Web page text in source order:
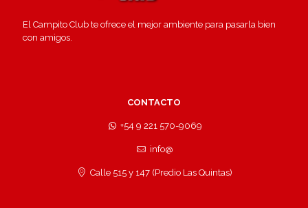
El Campito Club te ofrece el mejor ambiente para pasarla bien
con amigos.
CONTACTO
+54 9 221 570-9069
info@
Calle 515 y 147 (Predio Las Quintas)